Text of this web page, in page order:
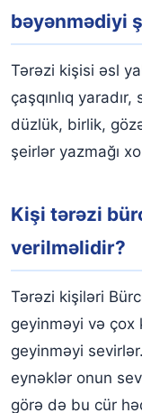
bəyənmədiyi
Tərəzi kişisi əsl
çaşqınlıq
düzlük, birlik,
şeirlər yazmağı
Kişi tərəzi
verilməlidir?
Tərəzi kişiləri
geyinməyi və çox
geyinməyi
eynəklər onun
görə də bu cür